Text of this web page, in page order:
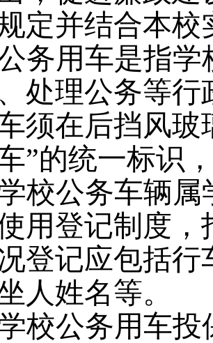
定并结合本
务用车是指
处理公务等
须在后挡风玻
”的统一标识
校公务车辆
用登记制度
登记应包括
人姓名等。
校公务用车